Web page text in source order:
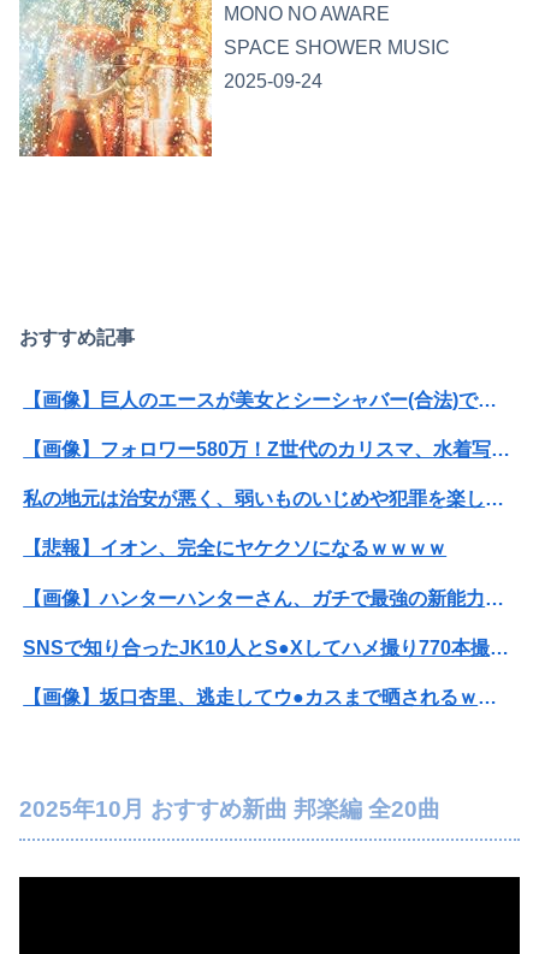
Powered by livedoor 相互RSSMONO NO AWARE
SPACE SHOWER MUSIC
2025-09-24
おすすめ記事
【画像】巨人のエースが美女とシーシャバー(合法)で不倫wwwwww
【画像】フォロワー580万！Z世代のカリスマ、水着写真集の発売決定wwwwwさくら、沖縄を舞台にカワイイが爆発！！！
私の地元は治安が悪く、弱いものいじめや犯罪を楽しみながら行うことが陽キャの条件だった
【悲報】イオン、完全にヤケクソになるｗｗｗｗ
【画像】ハンターハンターさん、ガチで最強の新能力を登場させてしまうｗｗｗｗｗｗｗ
SNSで知り合ったJK10人とS●Xしてハメ撮り770本撮ったイケメン逮捕wwwwwwwwwwwwwww
【画像】坂口杏里、逃走してウ●カスまで晒されるｗｗｗｗｗ
医者「麻酔かけますよ」 ワイ（全身麻酔に耐えて見せる！うおおおおおお！！！！）→
2025年10月 おすすめ新曲 邦楽編 全20曲